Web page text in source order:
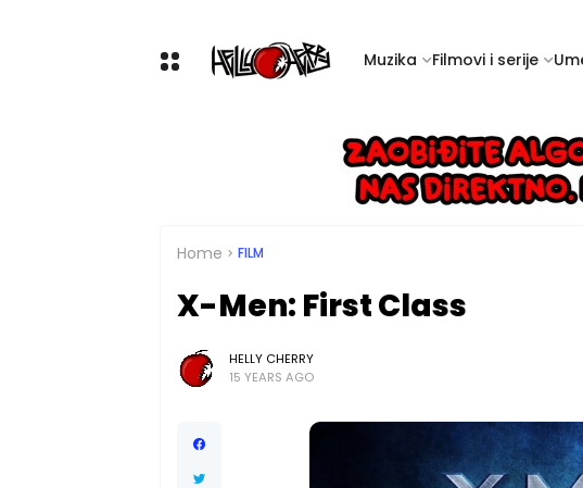
Muzika Filmovi i serije
Home FILM
X-Men: First Class
HELLY CHERRY
15 YEARS AGO